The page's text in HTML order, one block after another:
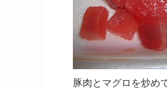
豚肉とマグロを炒め